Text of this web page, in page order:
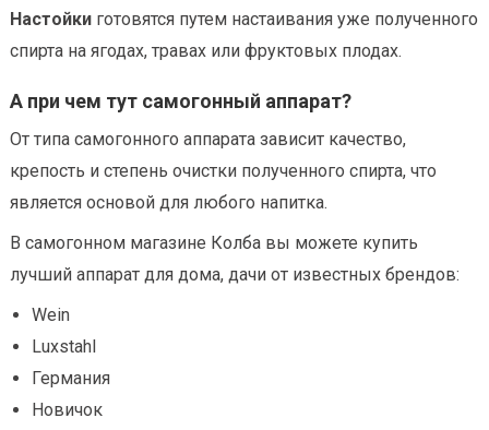
Настойки готовятся путем настаивания уже полученного
спирта на ягодах, травах или фруктовых плодах.
А при чем тут самогонный аппарат?
От типа самогонного аппарата зависит качество,
крепость и степень очистки полученного спирта, что
является основой для любого напитка.
В самогонном магазине Колба вы можете купить
лучший аппарат для дома, дачи от известных брендов:
Wein
Luxstahl
Германия
Новичок